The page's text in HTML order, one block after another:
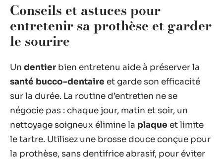
Conseils et astuces pour
entretenir sa prothèse et garder
le sourire
Un dentier bien entretenu aide à préserver la
santé bucco-dentaire et garde son efficacité
sur la durée. La routine d’entretien ne se
négocie pas : chaque jour, matin et soir, un
nettoyage soigneux élimine la plaque et limite
le tartre. Utilisez une brosse douce conçue pour
la prothèse, sans dentifrice abrasif, pour éviter